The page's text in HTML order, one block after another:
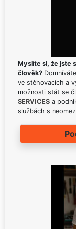
Myslíte si, že jste
člověk?
ve stěhovacích a
možnosti stát se
SERVICES a
službách s